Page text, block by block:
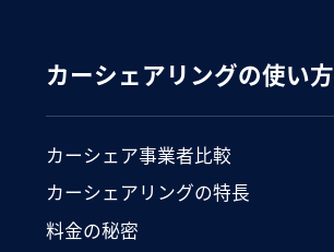
カーシェアリングの使い方
カーシェア事業者比較
カーシェアリングの特長
料金の秘密